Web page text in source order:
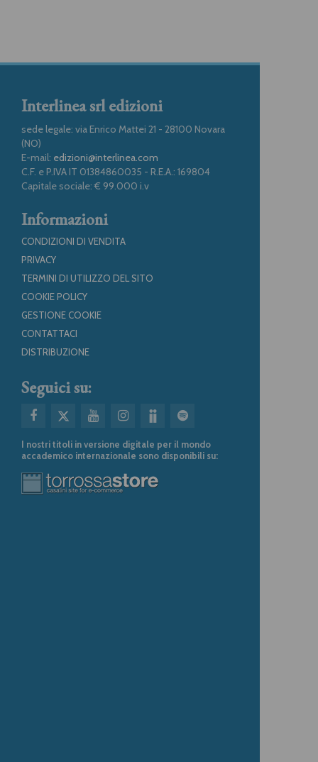
Interlinea srl edizioni
sede legale: via Enrico Mattei 21 - 28100 Novara
(NO)
E-mail: edizioni@interlinea.com
C.F. e P.IVA IT 01384860035 - R.E.A.: 169804
Capitale sociale: € 99.000 i.v
Informazioni
CONDIZIONI DI VENDITA
PRIVACY
TERMINI DI UTILIZZO DEL SITO
COOKIE POLICY
GESTIONE COOKIE
CONTATTACI
DISTRIBUZIONE
Seguici su:
I nostri titoli in versione digitale per il mondo
accademico internazionale sono disponibili su: